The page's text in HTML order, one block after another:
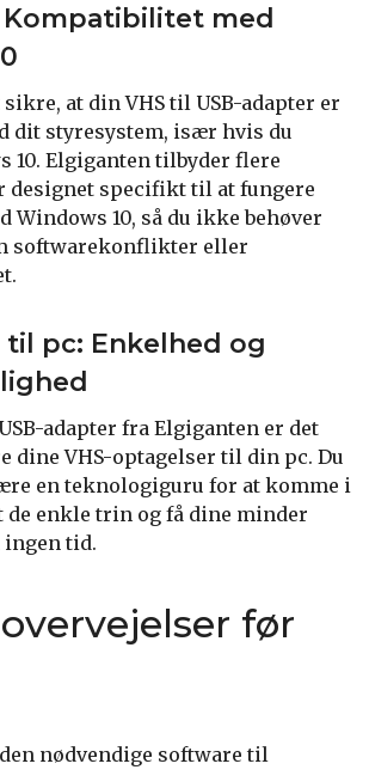
Kompatibilitet med
at din VHS til USB-adapter er
dit styresystem, især hvis du
10. Elgiganten tilbyder flere
designet specifikt til at fungere
Windows 10, så du ikke behøver
softwarekonflikter eller
pc: Enkelhed og
adapter fra Elgiganten er det
dine VHS-optagelser til din pc. Du
en teknologiguru for at komme i
de enkle trin og få dine minder
tid.
før
nødvendige software til